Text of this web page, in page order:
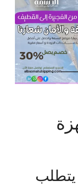
يتطلب